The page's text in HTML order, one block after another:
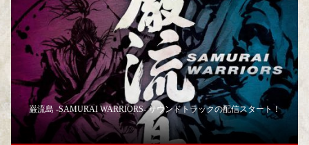
巌流島 -SAMURAI WARRIORS- サウンドトラックの配信スタート！